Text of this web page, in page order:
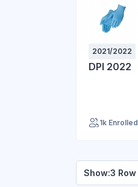
2021/2022
DPI 2022
1k Enrolled
Show:3 Row